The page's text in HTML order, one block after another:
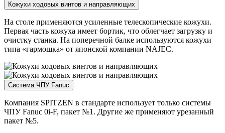
Кожухи ходовых винтов и направляющих
На столе применяются усиленные телескопические кожухи.
Первая часть кожуха имеет бортик, что облегчает загрузку и
очистку станка. На поперечной балке используются кожухи
типа «гармошка» от японской компании NAJEC.
Система ЧПУ Fanuc
Компания SPITZEN в стандарте использует только системы
ЧПУ Fanuc 0i-F, пакет №1. Другие же применяют урезанный
пакет №5.